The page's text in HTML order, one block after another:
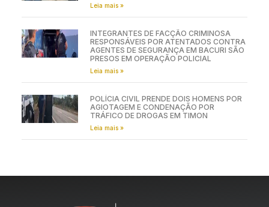
Leia mais »
INTEGRANTES DE FACÇÃO CRIMINOSA
RESPONSÁVEIS POR ATENTADOS CONTRA
AGENTES DE SEGURANÇA EM BACURI SÃO
PRESOS EM OPERAÇÃO POLICIAL
Leia mais »
POLÍCIA CIVIL PRENDE DOIS HOMENS POR
AGIOTAGEM E CONDENAÇÃO POR
TRÁFICO DE DROGAS EM TIMON
Leia mais »